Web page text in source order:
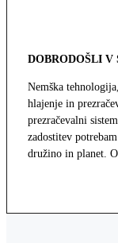
DOBRODOŠLI V
Nemška
hlajenje in
prezračevalni
zadostitev
družino in planet.